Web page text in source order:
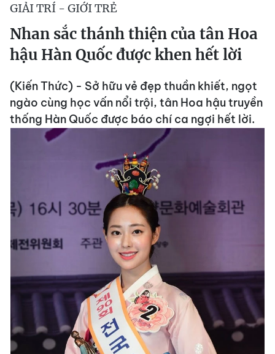
GIẢI TRÍ - GIỚI TRẺ
Nhan sắc thánh thiện của tân Hoa
hậu Hàn Quốc được khen hết lời
(Kiến Thức) - Sở hữu vẻ đẹp thuần khiết, ngọt
ngào cùng học vấn nổi trội, tân Hoa hậu truyền
thống Hàn Quốc được báo chí ca ngợi hết lời.